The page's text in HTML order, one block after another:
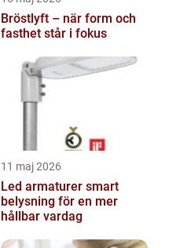
Bröstlyft – när form och
fasthet står i fokus
11 maj 2026
Led armaturer smart
belysning för en mer
hållbar vardag